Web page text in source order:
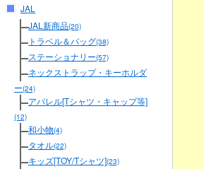
JAL
JAL新商品(20)
トラベル＆バッグ(38)
ステーショナリー(57)
ネックストラップ・キーホルダ
ー(24)
アパレル[Tシャツ・キャップ等]
(12)
和小物(4)
タオル(22)
キッズ[TOY/Tシャツ](23)